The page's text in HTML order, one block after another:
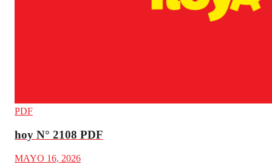
PDF
hoy N° 2108 PDF
MAYO 16, 2026